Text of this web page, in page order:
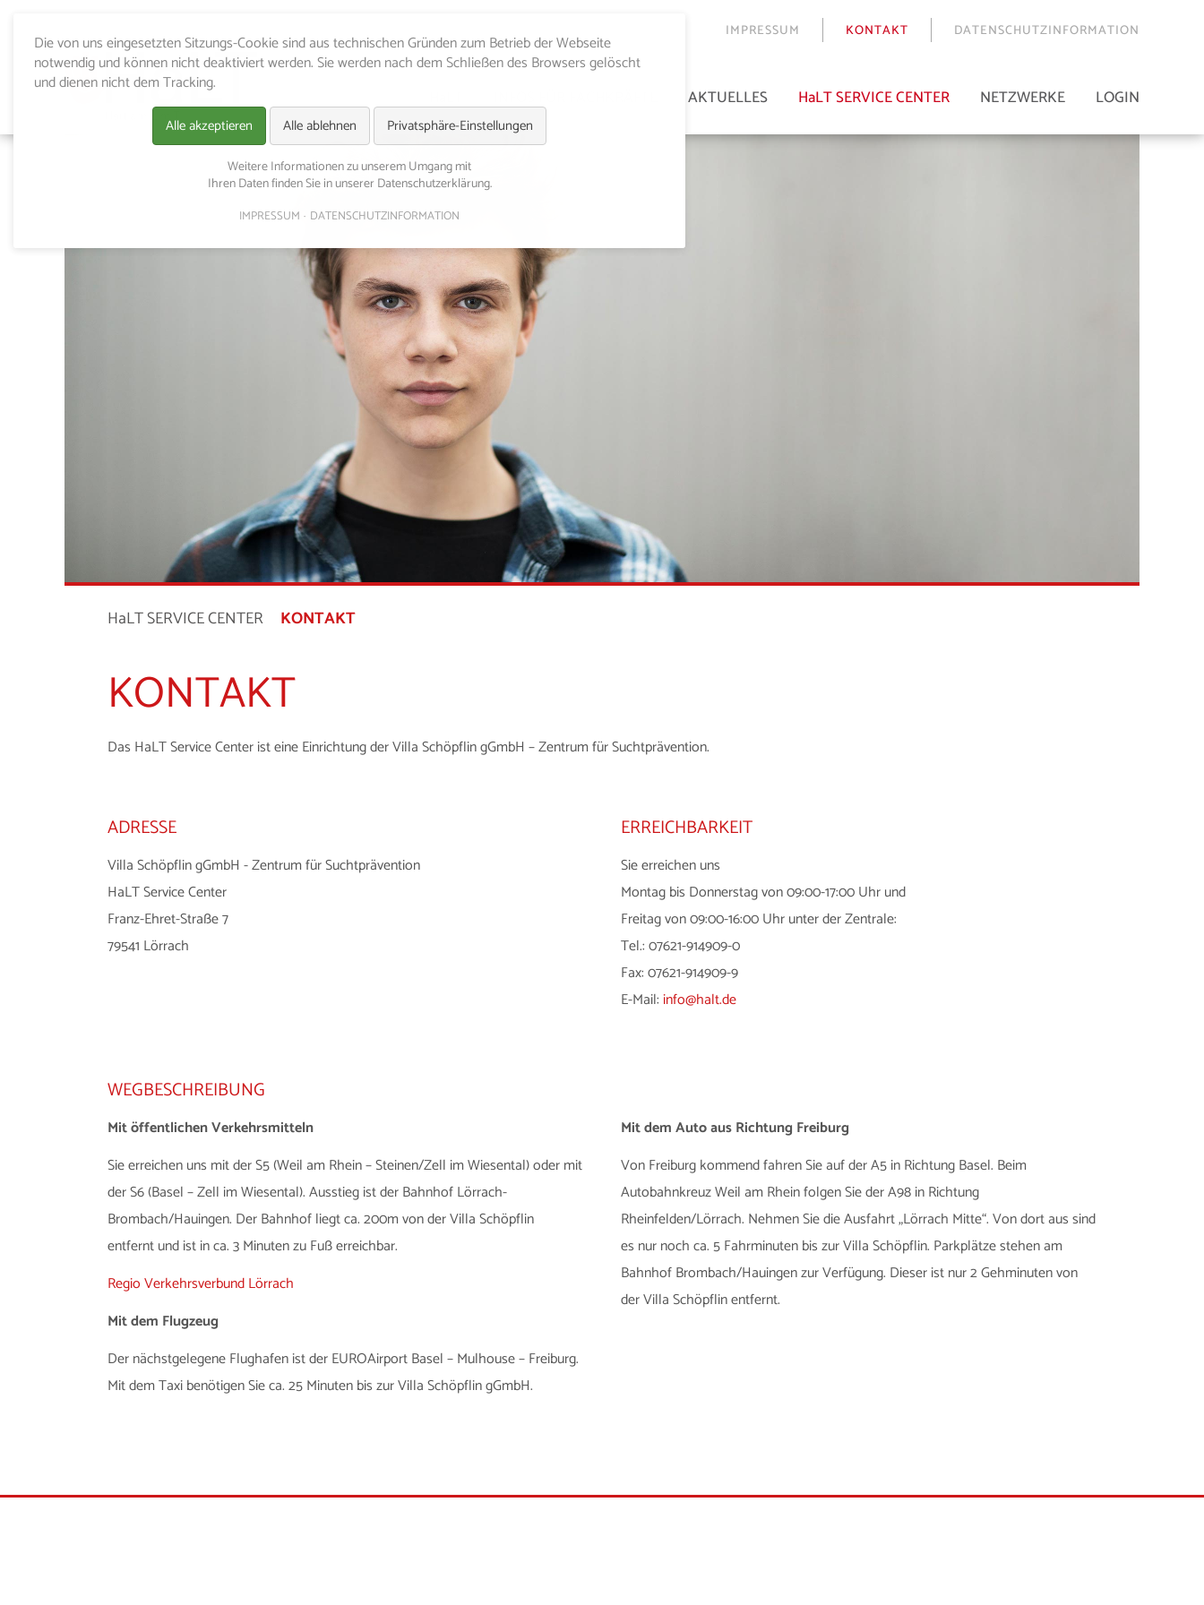
IMPRESSUM KONTAKT DATENSCHUTZINFORMATION
AKTUELLES HaLT SERVICE CENTER NETZWERKE LOGIN
HaLT SERVICE CENTER KONTAKT
KONTAKT
Das HaLT Service Center ist eine Einrichtung der Villa Schöpflin gGmbH – Zentrum für Suchtprävention.
ADRESSE
Villa Schöpflin gGmbH - Zentrum für Suchtprävention
HaLT Service Center
Franz-Ehret-Straße 7
79541 Lörrach
ERREICHBARKEIT
Sie erreichen uns
Montag bis Donnerstag von 09:00-17:00 Uhr und
Freitag von 09:00-16:00 Uhr unter der Zentrale:
Tel.: 07621-914909-0
Fax: 07621-914909-9
E-Mail:info@halt.de
WEGBESCHREIBUNG
Mit öffentlichen Verkehrsmitteln
Sie erreichen uns mit der S5 (Weil am Rhein – Steinen/Zell im Wiesental) oder mit
der S6 (Basel – Zell im Wiesental). Ausstieg ist der Bahnhof Lörrach-
Brombach/Hauingen. Der Bahnhof liegt ca. 200m von der Villa Schöpflin
entfernt und ist in ca. 3 Minuten zu Fuß erreichbar.
Regio Verkehrsverbund Lörrach
Mit dem Flugzeug
Der nächstgelegene Flughafen ist der EUROAirport Basel – Mulhouse – Freiburg.
Mit dem Taxi benötigen Sie ca. 25 Minuten bis zur Villa Schöpflin gGmbH.
Mit dem Auto aus Richtung Freiburg
Von Freiburg kommend fahren Sie auf der A5 in Richtung Basel. Beim
Autobahnkreuz Weil am Rhein folgen Sie der A98 in Richtung
Rheinfelden/Lörrach. Nehmen Sie die Ausfahrt „Lörrach Mitte“. Von dort aus sind
es nur noch ca. 5 Fahrminuten bis zur Villa Schöpflin. Parkplätze stehen am
Bahnhof Brombach/Hauingen zur Verfügung. Dieser ist nur 2 Gehminuten von
der Villa Schöpflin entfernt.
Die von uns eingesetzten Sitzungs-Cookie sind aus technischen Gründen zum Betrieb der Webseite
notwendig und können nicht deaktiviert werden. Sie werden nach dem Schließen des Browsers gelöscht
und dienen nicht dem Tracking.
Alle akzeptieren Alle ablehnen Privatsphäre-Einstellungen
Weitere Informationen zu unserem Umgang mit
Ihren Daten finden Sie in unserer Datenschutzerklärung.
IMPRESSUM DATENSCHUTZINFORMATION